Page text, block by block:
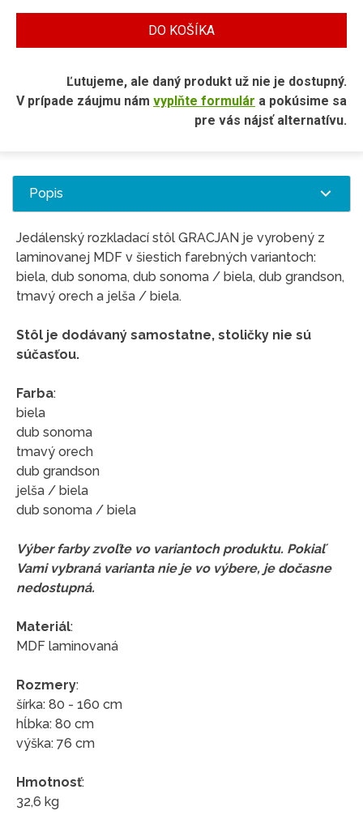
DO KOŠÍKA
Ľutujeme, ale daný produkt už nie je dostupný.
V prípade záujmu nám vyplňte formulár a pokúsime sa
pre vás nájsť alternatívu.
Popis
Jedálenský rozkladací stôl GRACJAN je vyrobený z
laminovanej MDF v šiestich farebných variantoch:
biela, dub sonoma, dub sonoma / biela, dub grandson,
tmavý orech a jelša / biela.
Stôl je dodávaný samostatne, stoličky nie sú
súčasťou.
Farba:
biela
dub sonoma
tmavý orech
dub grandson
jelša / biela
dub sonoma / biela
Výber farby zvoľte vo variantoch produktu. Pokiaľ
Vami vybraná varianta nie je vo výbere, je dočasne
nedostupná.
Materiál:
MDF laminovaná
Rozmery:
šírka: 80 - 160 cm
hĺbka: 80 cm
výška: 76 cm
Hmotnosť:
32,6 kg